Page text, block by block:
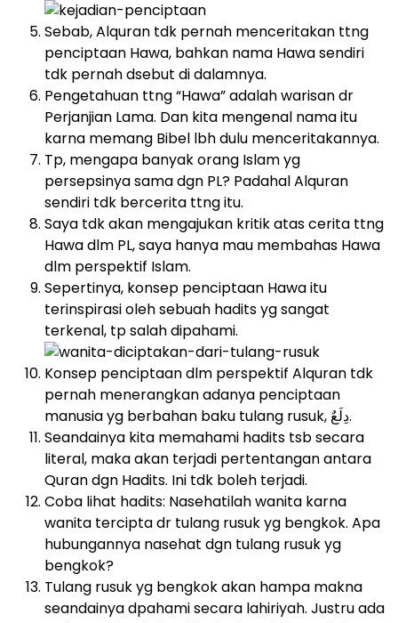
Sebab, Alquran tdk pernah menceritakan ttng
penciptaan Hawa, bahkan nama Hawa sendiri
tdk pernah dsebut di dalamnya.
Pengetahuan ttng “Hawa” adalah warisan dr
Perjanjian Lama. Dan kita mengenal nama itu
karna memang Bibel lbh dulu menceritakannya.
Tp, mengapa banyak orang Islam yg
persepsinya sama dgn PL? Padahal Alquran
sendiri tdk bercerita ttng itu.
Saya tdk akan mengajukan kritik atas cerita ttng
Hawa dlm PL, saya hanya mau membahas Hawa
dlm perspektif Islam.
Sepertinya, konsep penciptaan Hawa itu
terinspirasi oleh sebuah hadits yg sangat
terkenal, tp salah dipahami.
Konsep penciptaan dlm perspektif Alquran tdk
pernah menerangkan adanya penciptaan
manusia yg berbahan baku tulang rusuk, دِلَعٌ.
Seandainya kita memahami hadits tsb secara
literal, maka akan terjadi pertentangan antara
Quran dgn Hadits. Ini tdk boleh terjadi.
Coba lihat hadits: Nasehatilah wanita karna
wanita tercipta dr tulang rusuk yg bengkok. Apa
hubungannya nasehat dgn tulang rusuk yg
bengkok?
Tulang rusuk yg bengkok akan hampa makna
seandainya dpahami secara lahiriyah. Justru ada